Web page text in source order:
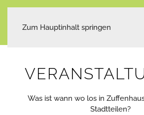
Zum Hauptinhalt springen
Was ist wann wo los in
Stadtteilen?